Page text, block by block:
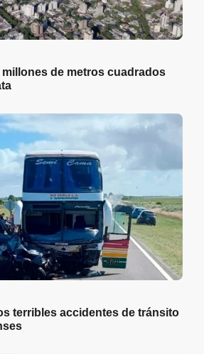
millones de metros cuadrados
terribles accidentes de tránsito